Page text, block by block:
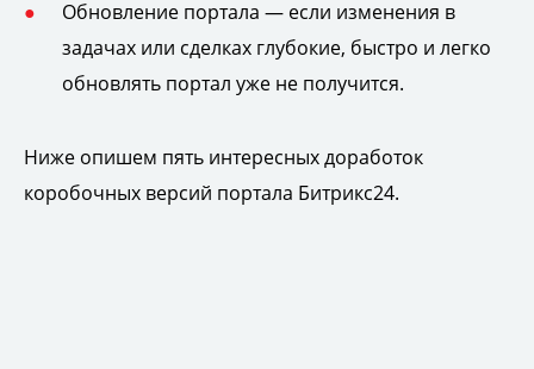
Обновление портала — если изменения в
задачах или сделках глубокие, быстро и легко
обновлять портал уже не получится.
Ниже опишем пять интересных доработок
коробочных версий портала Битрикс24.